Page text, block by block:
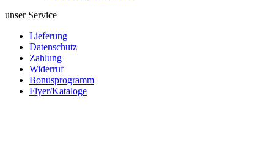
unser Service
Lieferung
Datenschutz
Zahlung
Widerruf
Bonusprogramm
Flyer/Kataloge